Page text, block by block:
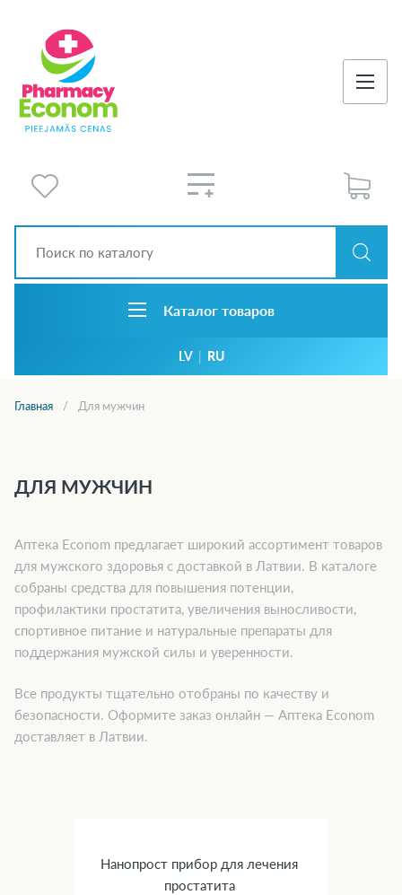
Каталог товаров
LV | RU
Главная Для мужчин
ДЛЯ МУЖЧИН
Аптека Econom предлагает широкий ассортимент товаров
для мужского здоровья с доставкой в Латвии. В каталоге
собраны средства для повышения потенции,
профилактики простатита, увеличения выносливости,
спортивное питание и натуральные препараты для
поддержания мужской силы и уверенности.
Все продукты тщательно отобраны по качеству и
безопасности. Оформите заказ онлайн — Аптека Econom
доставляет в Латвии.
Нанопрост прибор для лечения
простатита